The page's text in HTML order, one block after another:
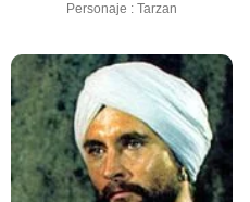
Personaje : Tarzan